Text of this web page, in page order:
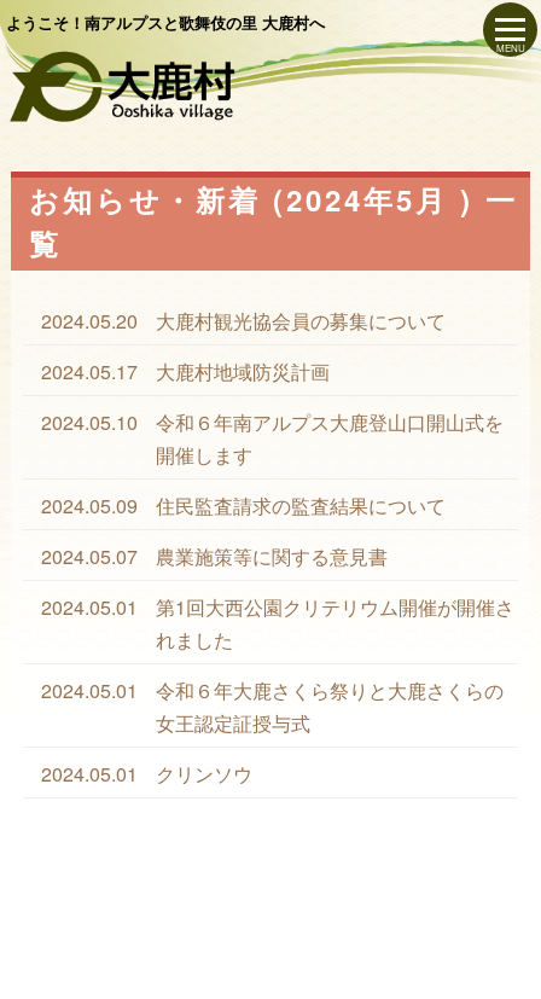
ようこそ！南アルプスと歌舞伎の里 大鹿村へ
MENU
お知らせ・新着 (2024年5月 ) 一
覧
2024.05.20
大鹿村観光協会員の募集について
2024.05.17
大鹿村地域防災計画
2024.05.10
令和６年南アルプス大鹿登山口開山式を
開催します
2024.05.09
住民監査請求の監査結果について
2024.05.07
農業施策等に関する意見書
2024.05.01
第1回大西公園クリテリウム開催が開催さ
れました
2024.05.01
令和６年大鹿さくら祭りと大鹿さくらの
女王認定証授与式
2024.05.01
クリンソウ